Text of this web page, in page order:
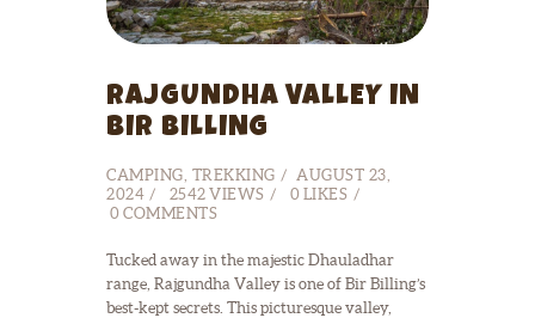
RAJGUNDHA VALLEY IN
BIR BILLING
CAMPING TREKKING
AUGUST 23,
2024
2542 VIEWS 0 LIKES
0 COMMENTS
Tucked away in the majestic Dhauladhar
range, Rajgundha Valley is one of Bir Billing’s
best-kept secrets. This picturesque valley,